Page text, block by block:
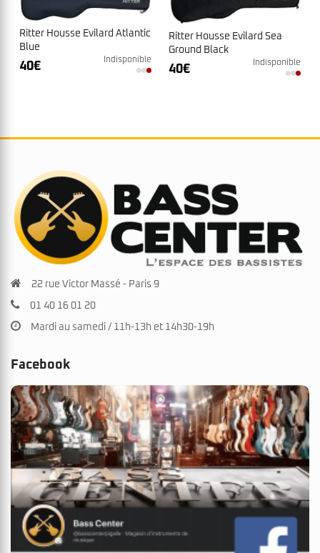
Ritter Housse Evilard Atlantic
Blue
40€ Indisponible
Ritter Housse Evilard Sea
Ground Black
40€ Indisponible
22 rue Victor Massé - Paris 9
01 40 16 01 20
Mardi au samedi / 11h-13h et 14h30-19h
Facebook